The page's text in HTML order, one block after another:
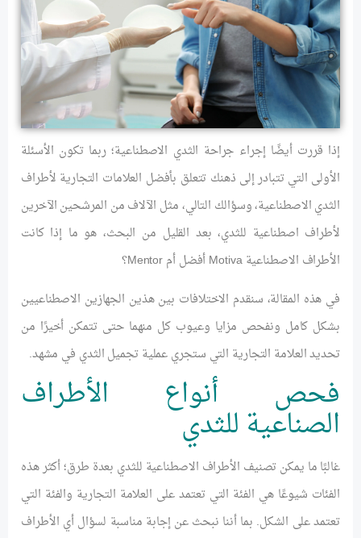
إذا قررت أيضًا إجراء جراحة الثدي الاصطناعية؛ ربما تكون الأسئلة
الأولى التي تتبادر إلى ذهنك تتعلق بأفضل العلامات التجارية لأطراف
الثدي الاصطناعية، وسؤالك التالي، مثل الآلاف من المرشحين الآخرين
لأطراف اصطناعية للثدي، بعد القليل من البحث، هو ما إذا كانت
الأطراف الاصطناعية Motiva أفضل أم Mentor؟
في هذه المقالة، سنقدم الاختلافات بين هذين الجهازين الاصطناعيين
بشكل كامل ونفحص مزايا وعيوب كل منهما حتى تتمكن أخيرًا من
تحديد العلامة التجارية التي ستجري عملية تجميل الثدي في مشهد.
فحص أنواع الأطراف
الصناعية للثدي
غالبًا ما يمكن تصنيف الأطراف الاصطناعية للثدي بعدة طرق؛ أكثر هذه
الفئات شيوعًا هي الفئة التي تعتمد على العلامة التجارية والفئة التي
تعتمد على الشكل. بما أننا نبحث عن إجابة مناسبة لسؤال أي الأطراف